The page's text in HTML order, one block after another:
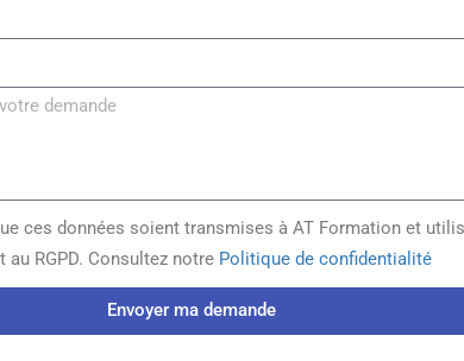
ces données soient transmises à AT Formation et
RGPD. Consultez notre Politique de confidentialité
Envoyer ma demande